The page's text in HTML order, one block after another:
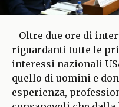
Oltre due ore di
riguardanti tutte le
interessi nazionali
quello di uomini e
esperienza,